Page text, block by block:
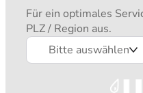
Für ein optimales
PLZ / Region aus.
Bitte auswählen